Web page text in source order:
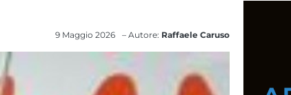
9 Maggio 2026 – Autore: Raffaele Caruso